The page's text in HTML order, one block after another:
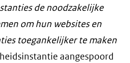
de noodzakelijke
om hun websites en
toegankelijker te maken
aangespoord